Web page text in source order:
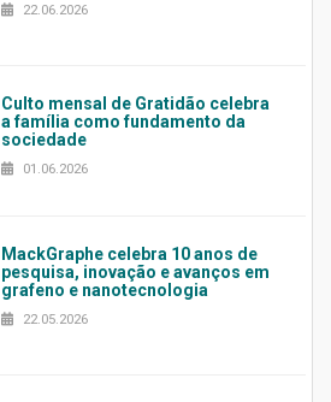
22.06.2026
Culto mensal de Gratidão celebra
a família como fundamento da
sociedade
01.06.2026
MackGraphe celebra 10 anos de
pesquisa, inovação e avanços em
grafeno e nanotecnologia
22.05.2026